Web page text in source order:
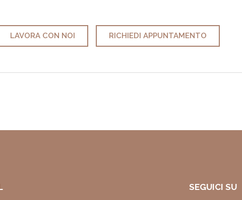
LAVORA CON NOI RICHIEDI APPUNTAMENTO
SEGUICI SU